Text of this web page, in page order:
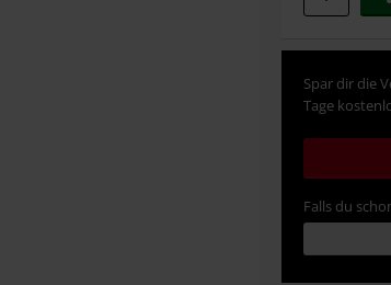
Spar dir die
Tage
Falls du